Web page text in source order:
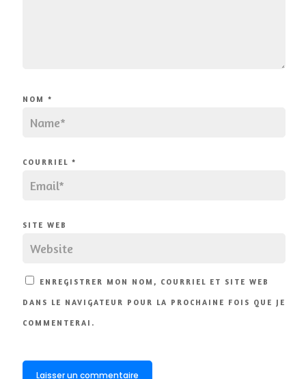
NOM *
COURRIEL *
SITE WEB
ENREGISTRER MON NOM, COURRIEL ET SITE WEB
DANS LE NAVIGATEUR POUR LA PROCHAINE FOIS QUE JE
COMMENTERAI.